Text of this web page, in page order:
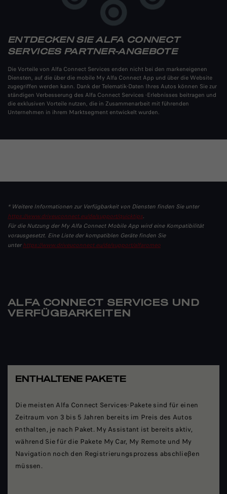
ENTDECKEN SIE ALFA CONNECT
SERVICES PARTNER-ANGEBOTE
Die Vorteile von Alfa Connect Services enden nicht bei den markeneigenen
Diensten, auf die über die mobile My Alfa Connect App und über die Website
zugegriffen werden kann. Dank der Telematik-Daten Ihres Autos können Sie zur
ständigen Verbesserung des Alfa Connect Services -Erlebnisses beitragen und
die exklusiven Vorteile nutzen, die in Zusammenarbeit mit führenden
Unternehmen in ihrem Marktsegment entwickelt wurden.
* Weitere Informationen zur Verfügbarkeit von Diensten finden Sie unter
https://www.driveuconnect.eu/de/support/quicktips.
Für die Nutzung der My Alfa Connect Mobile App wird eine Kompatibilität
vorausgesetzt. Eine Liste der kompatiblen Geräte finden Sie
unterhttps://www.driveuconnect.eu/de/support/alfaromeo
ALFA CONNECT SERVICES UND
VERFÜGBARKEITEN
ENTHALTENE PAKETE
Die meisten Alfa Connect Services-Pakete sind für einen
Zeitraum von 3 bis 5 Jahren bereits im Preis des Autos
enthalten, je nach Paket. My Assistant ist bereits aktiv,
während Sie für die Pakete My Car, My Remote und My
Navigation noch den Registrierungsprozess abschließen
müssen.